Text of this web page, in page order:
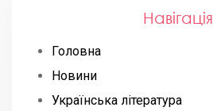
Навігація
Головна
Новини
Українська література